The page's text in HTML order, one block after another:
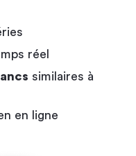
réel
similaires à
en ligne